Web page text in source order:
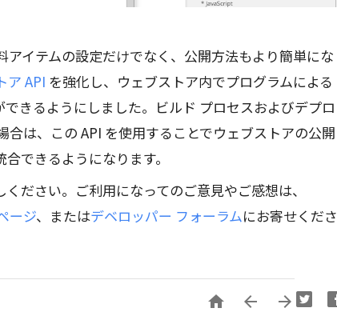
アイテムの設定だけでなく、公開方法もより簡単にな
ア API を強化し、ウェブストア内でプログラムによる
きるようにしました。ビルド プロセスおよびデプロ
合は、この API を使用することでウェブストアの公開
できるようになります。
ださい。ご利用になってのご意見やご感想は、
ージ、またはデベロッパー フォーラムにお寄せくださ
  